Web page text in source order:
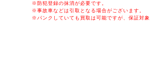
※防犯登録の抹消が必要です。
※事故車などは引取となる場合がございます。
※パンクしていても買取は可能ですが、保証対象